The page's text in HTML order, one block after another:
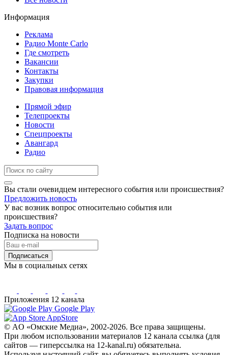
Информация
Реклама
Радио Monte Carlo
Где смотреть
Вакансии
Контакты
Закупки
Правовая информация
Прямой эфир
Телепроекты
Новости
Спецпроекты
Авангард
Радио
Вы стали очевидцем интересного события или происшествия?
Предложить новость
У вас возник вопрос относительно события или
происшествия?
Задать вопрос
Подписка на новости
Подписаться
Мы в социальных сетях
Приложения 12 канала
Google Play
AppStore
© AO «Омские Медиа», 2002-2026. Все права защищены.
При любом использовании материалов 12 канала ссылка (для
сайтов — гиперссылка на 12-kanal.ru) обязательна.